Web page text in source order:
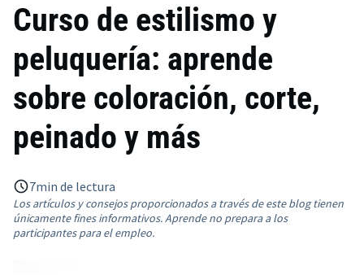
Curso de estilismo y
peluquería: aprende
sobre coloración, corte,
peinado y más
7min de lectura
Los artículos y consejos proporcionados a través de este blog tienen
únicamente fines informativos. Aprende no prepara a los
participantes para el empleo.